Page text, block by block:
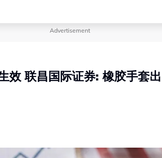
Advertisement
效 联昌国际证券: 橡胶手套